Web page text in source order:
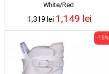
White/Red
1,319 lei1,149 lei
-15%